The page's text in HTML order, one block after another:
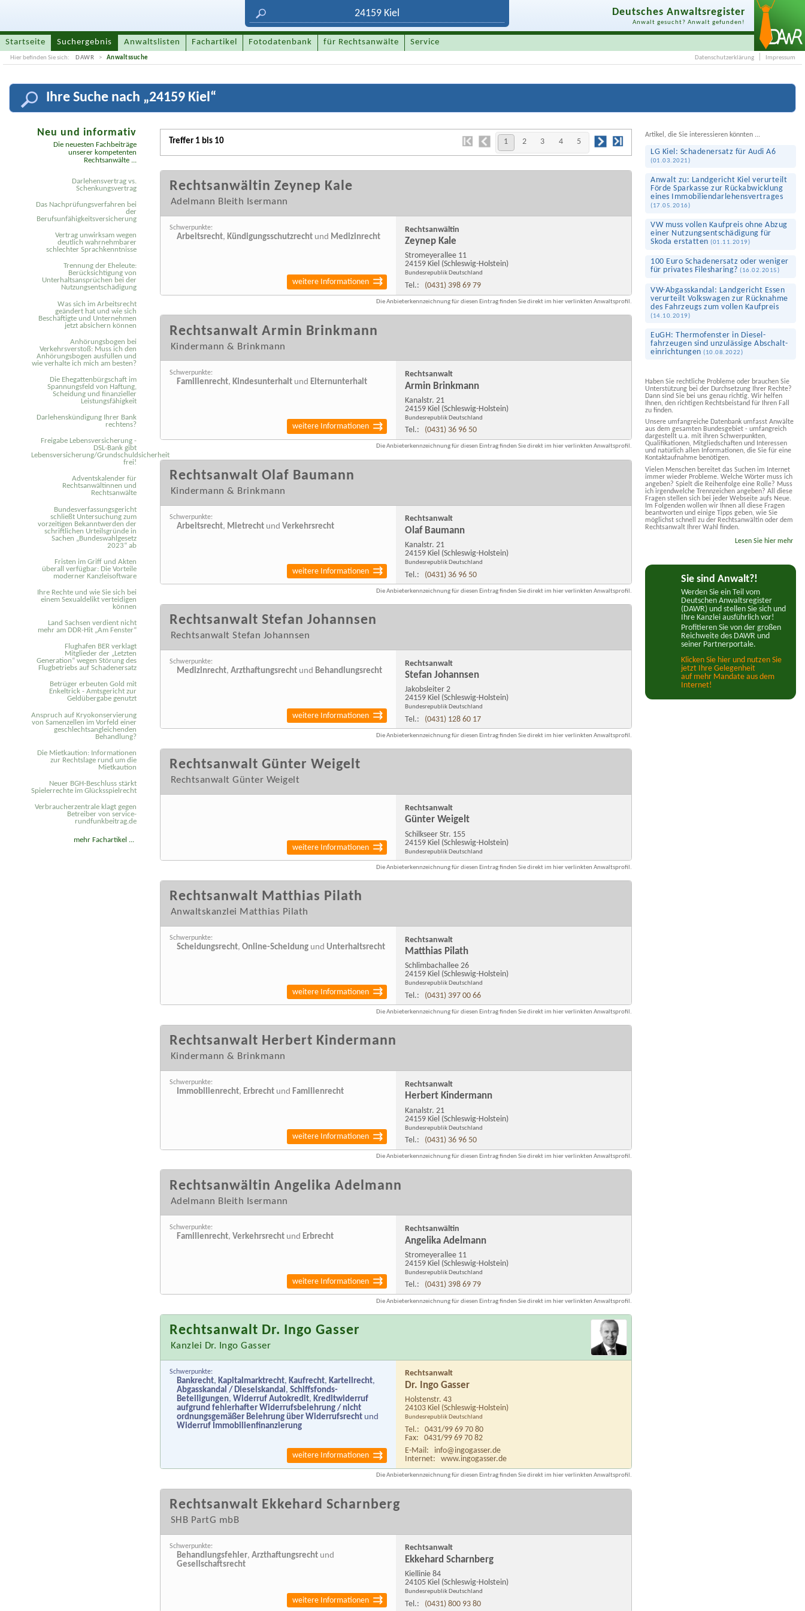
Deutsches Anwaltsregister
Anwalt gesucht? Anwalt gefunden!
Startseite Suchergebnis Anwaltslisten Fachartikel Fotodatenbank für Rechtsanwälte Service
Hier befinden Sie sich: DAWR Anwaltssuche Datenschutzerklärung Impressum
Ihre Suche nach „24159 Kiel “
Treffer 1 bis 10 1 2 3 4 5
Rechtsanwältin Zeynep Kale
Adelmann Bleith Isermann
Rechtsanwältin
Zeynep Kale
Stromeyerallee 11
24159 Kiel (Schleswig-Holstein)
Bundesrepublik Deutschland
Tel.: (0431) 398 69 79
Schwerpunkte:
Arbeitsrecht,Kündigungsschutzrecht und Medizinrecht
weitere Informationen
Die Anbieterkennzeichnung für diesen Eintrag finden Sie direkt im hier verlinkten Anwaltsprofil.
Rechtsanwalt Armin Brinkmann
Kindermann & Brinkmann
Rechtsanwalt
Armin Brinkmann
Kanalstr. 21
24159 Kiel (Schleswig-Holstein)
Bundesrepublik Deutschland
Tel.: (0431) 36 96 50
Schwerpunkte:
Familienrecht, Kindesunterhalt und Elternunterhalt
weitere Informationen
Die Anbieterkennzeichnung für diesen Eintrag finden Sie direkt im hier verlinkten Anwaltsprofil.
Rechtsanwalt Olaf Baumann
Kindermann & Brinkmann
Rechtsanwalt
Olaf Baumann
Kanalstr. 21
24159 Kiel (Schleswig-Holstein)
Bundesrepublik Deutschland
Tel.: (0431) 36 96 50
Schwerpunkte:
Arbeitsrecht, Mietrecht und Verkehrsrecht
weitere Informationen
Die Anbieterkennzeichnung für diesen Eintrag finden Sie direkt im hier verlinkten Anwaltsprofil.
Rechtsanwalt Stefan Johannsen
Rechtsanwalt Stefan Johannsen
Rechtsanwalt
Stefan Johannsen
Jakobsleiter 2
24159 Kiel (Schleswig-Holstein)
Bundesrepublik Deutschland
Tel.: (0431) 128 60 17
Schwerpunkte:
Medizinrecht,Arzthaftungsrecht und Behandlungsrecht
weitere Informationen
Die Anbieterkennzeichnung für diesen Eintrag finden Sie direkt im hier verlinkten Anwaltsprofil.
Rechtsanwalt Günter Weigelt
Rechtsanwalt Günter Weigelt
Rechtsanwalt
Günter Weigelt
Schilkseer Str. 155
24159 Kiel (Schleswig-Holstein)
Bundesrepublik Deutschland
weitere Informationen
Die Anbieterkennzeichnung für diesen Eintrag finden Sie direkt im hier verlinkten Anwaltsprofil.
Rechtsanwalt Matthias Pilath
Anwaltskanzlei Matthias Pilath
Rechtsanwalt
Matthias Pilath
Schlimbachallee 26
24159 Kiel (Schleswig-Holstein)
Bundesrepublik Deutschland
Tel.: (0431) 397 00 66
Schwerpunkte:
Scheidungsrecht,Online-Scheidung und Unterhaltsrecht
weitere Informationen
Die Anbieterkennzeichnung für diesen Eintrag finden Sie direkt im hier verlinkten Anwaltsprofil.
Rechtsanwalt Herbert Kindermann
Kindermann & Brinkmann
Rechtsanwalt
Herbert Kindermann
Kanalstr. 21
24159 Kiel (Schleswig-Holstein)
Bundesrepublik Deutschland
Tel.: (0431) 36 96 50
Schwerpunkte:
Immobilienrecht, Erbrecht undFamilienrecht
weitere Informationen
Die Anbieterkennzeichnung für diesen Eintrag finden Sie direkt im hier verlinkten Anwaltsprofil.
Rechtsanwältin Angelika Adelmann
Adelmann Bleith Isermann
Rechtsanwältin
Angelika Adelmann
Stromeyerallee 11
24159 Kiel (Schleswig-Holstein)
Bundesrepublik Deutschland
Tel.: (0431) 398 69 79
Schwerpunkte:
Familienrecht,Verkehrsrecht und Erbrecht
weitere Informationen
Die Anbieterkennzeichnung für diesen Eintrag finden Sie direkt im hier verlinkten Anwaltsprofil.
Rechtsanwalt Dr. Ingo Gasser
Kanzlei Dr. Ingo Gasser
Rechtsanwalt
Dr. Ingo Gasser
Holstenstr. 43
24103 Kiel (Schleswig-Holstein)
Bundesrepublik Deutschland
Tel.:
0431/99 69 70 80
Fax:
0431/99 69 70 82
E-Mail:
info@ingogasser.de
Internet:
www.ingogasser.de
Schwerpunkte:
Bankrecht, Kapitalmarktrecht, Kaufrecht, Kartellrecht,
Abgasskandal / Dieselskandal ,Schiffsfonds-
Beteiligungen,Widerruf Autokredit, Kreditwiderruf
aufgrund fehlerhafter Widerrufsbelehrung / nicht
ordnungsgemäßer Belehrung über Widerrufsrecht und
Widerruf Immobilienfinanzierung
weitere Informationen
Die Anbieterkennzeichnung für diesen Eintrag finden Sie direkt im hier verlinkten Anwaltsprofil.
Rechtsanwalt Ekkehard Scharnberg
SHB PartG mbB
Rechtsanwalt
Ekkehard Scharnberg
Kiellinie 84
24105 Kiel (Schleswig-Holstein)
Bundesrepublik Deutschland
Tel.: (0431) 800 93 80
Schwerpunkte:
Behandlungsfehler,Arzthaftungsrecht und
Gesellschaftsrecht
weitere Informationen
Artikel, die Sie interessieren könnten ...
LG Kiel: Schaden­ersatz für Audi A6
(01.03.2021 )
Anwalt zu: Landgericht Kiel verurteilt
Förde Sparkasse zur Rück­abwicklung
eines Immobilien­darlehens­vertrages
(17.05.2016)
VW muss vollen Kaufpreis ohne Abzug
einer Nutzungs­entschädigung für
Skoda erstatten(01.11.2019)
100 Euro Schadenersatz oder weniger
für privates Filesharing?(16.02.2015)
VW-Abgas­skandal: Landgericht Essen
verurteilt Volkswagen zur Rücknahme
des Fahrzeugs zum vollen Kaufpreis
(14.10.2019)
EuGH: Thermo­fenster in Diesel­
fahrzeugen sind unzulässige Abschalt­
einrichtungen(10.08.2022 )
Haben Sie rechtliche Probleme oder brauchen Sie
Unterstützung bei der Durchsetzung Ihrer Rechte?
Dann sind Sie bei uns genau richtig. Wir helfen
Ihnen, den richtigen Rechtsbeistand für Ihren Fall
zu finden.
Unsere umfangreiche Datenbank umfasst Anwälte
aus dem gesamten Bundesgebiet - umfangreich
dargestellt u.a. mit ihren Schwerpunkten,
Qualifikationen, Mitgliedschaften und Interessen
und natürlich allen Informationen, die Sie für eine
Kontaktaufnahme benötigen.
Vielen Menschen bereitet das Suchen im Internet
immer wieder Probleme. Welche Wörter muss ich
angeben? Spielt die Reihenfolge eine Rolle? Muss
ich irgendwelche Trennzeichen angeben? All diese
Fragen stellen sich bei jeder Webseite aufs Neue.
Im Folgenden wollen wir Ihnen all diese Fragen
beantworten und einige Tipps geben, wie Sie
möglichst schnell zu der Rechtsanwältin oder dem
Rechtsanwalt Ihrer Wahl finden.
Lesen Sie hier mehr
Sie sind Anwalt?!
Werden Sie ein Teil vom
Deutschen Anwaltsregister
(DAWR) und stellen Sie sich und
Ihre Kanzlei ausführlich vor!
Profitieren Sie von der großen
Reichweite des DAWR und
seiner Partnerportale.
Klicken Sie hier und nutzen Sie
jetzt Ihre Gelegenheit
auf mehr Mandate aus dem
Internet!
Neu und informativ
Die neuesten Fachbeiträge
unserer kompetenten
Rechtsanwälte ...
Darlehensvertrag vs.
Schenkungsvertrag
Das Nachprüfungsverfahren bei
der
Berufsunfähigkeitsversicherung
Vertrag unwirksam wegen
deutlich wahrnehmbarer
schlechter Sprachkenntnisse
Trennung der Eheleute:
Berücksichtigung von
Unterhaltsansprüchen bei der
Nutzungsentschädigung
Was sich im Arbeitsrecht
geändert hat und wie sich
Beschäftigte und Unternehmen
jetzt absichern können
Anhörungsbogen bei
Verkehrsverstoß: Muss ich den
Anhörungsbogen ausfüllen und
wie verhalte ich mich am besten?
Die Ehegattenbürgschaft im
Spannungsfeld von Haftung,
Scheidung und finanzieller
Leistungsfähigkeit
Darlehenskündigung Ihrer Bank
rechtens?
Freigabe Lebensversicherung -
DSL-Bank gibt
Lebensversicherung/Grundschuldsicherheit
frei!
Adventskalender für
Rechtsanwältinnen und
Rechtsanwälte
Bundesverfassungsgericht
schließt Untersuchung zum
vorzeitigen Bekanntwerden der
schriftlichen Urteilsgründe in
Sachen „Bundeswahlgesetz
2023“ ab
Fristen im Griff und Akten
überall verfügbar: Die Vorteile
moderner Kanzleisoftware
Ihre Rechte und wie Sie sich bei
einem Sexual­delikt verteidigen
können
Land Sachsen verdient nicht
mehr am DDR-Hit „Am Fenster“
Flughafen BER verklagt
Mitglieder der „Letzten
Generation“ wegen Störung des
Flugbetriebs auf Schadenersatz
Betrüger erbeuten Gold mit
Enkeltrick - Amtsgericht zur
Geldübergabe genutzt
Anspruch auf Kryokonservierung
von Samenzellen im Vorfeld einer
geschlechtsangleichenden
Behandlung?
Die Mietkaution: Informationen
zur Rechtslage rund um die
Mietkaution
Neuer BGH-Beschluss stärkt
Spielerrechte im Glücksspielrecht
Verbraucherzentrale klagt gegen
Betreiber von service-
rundfunkbeitrag.de
mehr Fachartikel ...